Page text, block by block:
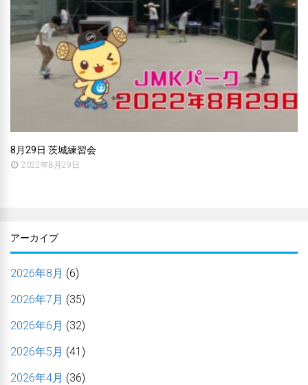
8月29日 茨城練習会
2022年8月29日
アーカイブ
2026年8月 (6)
2026年7月 (35)
2026年6月 (32)
2026年5月 (41)
2026年4月 (36)